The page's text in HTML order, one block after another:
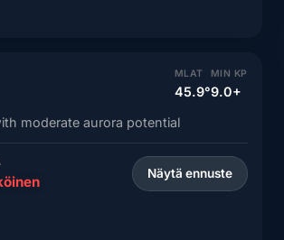
MLAT
45.9°
MIN KP
9.0+
moderate aurora potential
Näytä ennuste